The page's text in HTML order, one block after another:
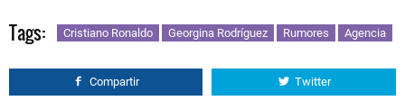
Tags: Cristiano Ronaldo Georgina Rodríguez Rumores Agencia
Compartir Twitter